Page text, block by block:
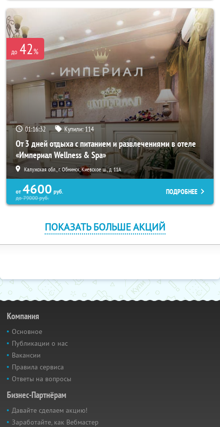
до 42%
01:16:30 Купили:114
От 3 дней отдыха с питанием и развлечениями в отеле
«Империал Wellness & Spa»
Калужская обл., г. Обнинск, Киевское ш., д. 11А
от 4600 руб.
до79000руб.
ПОДРОБНЕЕ
ПОКАЗАТЬ БОЛЬШЕ АКЦИЙ
Компания
Основное
Публикации о нас
Вакансии
Правила сервиса
Ответы на вопросы
Бизнес-Партнёрам
Давайте сделаем акцию!
Заработайте, как Вебмастер